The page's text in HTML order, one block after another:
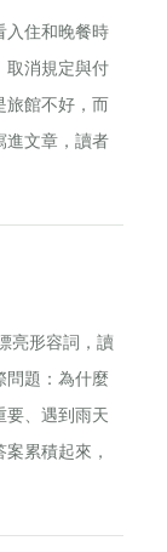
入住和晚餐時
取消規定與付
旅館不好，而
進文章，讀者
亮形容詞，讀
問題：為什麼
要、遇到雨天
累積起來，